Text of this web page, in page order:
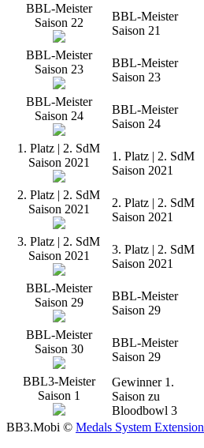
BBL-Meister
Saison 22
BBL-Meister
Saison 21
BBL-Meister
Saison 23
BBL-Meister
Saison 23
BBL-Meister
Saison 24
BBL-Meister
Saison 24
1. Platz | 2. SdM
Saison 2021
1. Platz | 2. SdM
Saison 2021
2. Platz | 2. SdM
Saison 2021
2. Platz | 2. SdM
Saison 2021
3. Platz | 2. SdM
Saison 2021
3. Platz | 2. SdM
Saison 2021
BBL-Meister
Saison 29
BBL-Meister
Saison 29
BBL-Meister
Saison 30
BBL-Meister
Saison 29
BBL3-Meister
Saison 1
Gewinner 1.
Saison zu
Bloodbowl 3
BB3.Mobi © Medals System Extension